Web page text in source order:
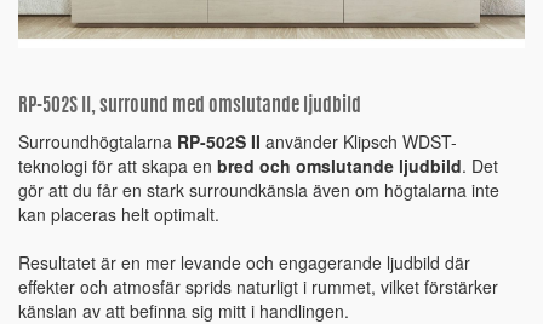
RP-502S II, surround med omslutande ljudbild
Surroundhögtalarna RP-502S II använder Klipsch WDST-
teknologi för att skapa en bred och omslutande ljudbild. Det
gör att du får en stark surroundkänsla även om högtalarna inte
kan placeras helt optimalt.
Resultatet är en mer levande och engagerande ljudbild där
effekter och atmosfär sprids naturligt i rummet, vilket förstärker
känslan av att befinna sig mitt i handlingen.